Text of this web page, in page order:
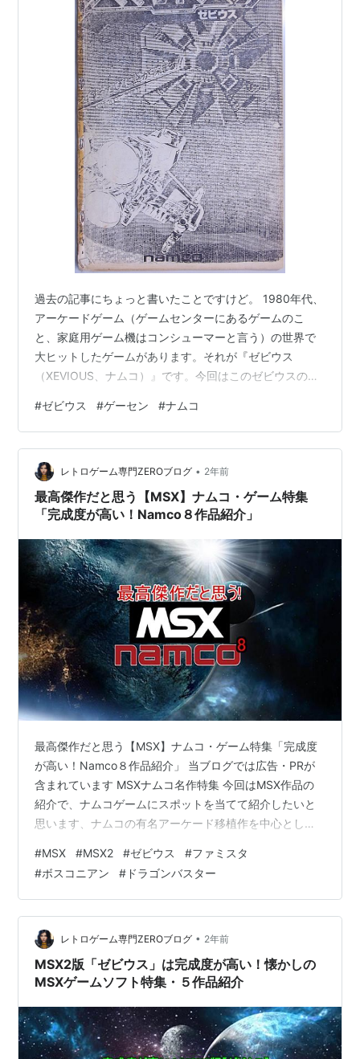
過去の記事にちょっと書いたことですけど。 1980年代、
アーケードゲーム（ゲームセンターにあるゲームのこ
と、家庭用ゲーム機はコンシューマーと言う）の世界で
大ヒットしたゲームがあります。それが『ゼビウス
（XEVIOUS、ナムコ）』です。今回はこのゼビウスの話
は縦スクロールのシューティングゲームです。デビュー
は1983年のこと。当時はテーブル型筐体が多くて、連れ
がいる場合は向かい側に座って見物したりできました。
プレイヤーは架空の戦闘機（ソルバルウ）に乗り、機銃
（ザッパー）と爆弾（ブラスター）で敵を攻撃します。
絵的には上空から真下を見下ろした形にな…
#ゼビウス #ゲーセン #ナムコ
レトロゲーム専門ZEROブログ • 2年前
最高傑作だと思う【MSX】ナムコ・ゲーム特集
「完成度が高い！Namco８作品紹介」
最高傑作だと思う【MSX】ナムコ・ゲーム特集「完成度
が高い！Namco８作品紹介」 当ブログでは広告・PRが
含まれています MSXナムコ名作特集 今回はMSX作品の
紹介で、ナムコゲームにスポットを当てて紹介したいと
思います、ナムコの有名アーケード移植作を中心とし、
ムも登場します、今回は特に出来の良い名作を一部では
ありますが「８作品」紹介させていただきます、少しで
も懐かしんで貰えれば幸いです、今後も記事の方アップ
していきますのでお楽しみに。 スポンサーリンク ないも
のはない！お買い物なら楽天市場 動画で見たい方は下の
欄から↓↓↓ youtu.b…
#MSX #MSX2 #ゼビウス #ファミスタ
#ボスコニアン # ドラゴンバスター
レトロゲーム専門ZEROブログ • 2年前
MSX2版「ゼビウス」は完成度が高い！懐かしの
MSXゲームソフト特集・５作品紹介